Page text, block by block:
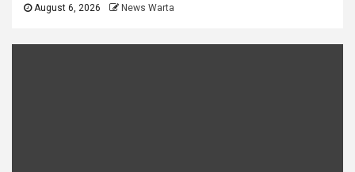
August 6, 2026 News Warta